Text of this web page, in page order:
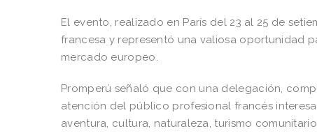
El evento, realizado en París del 23 al 25 de
francesa y representó una valiosa oportunidad
mercado europeo.
Promperú señaló que con una delegación,
atención del público profesional francés
aventura, cultura, naturaleza, turismo